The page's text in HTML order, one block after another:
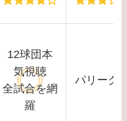
12球団本
気視聴
全試合を網
羅
パリーグ